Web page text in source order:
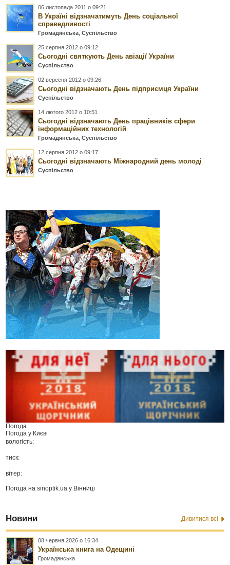
06 листопада 2011 о 09:21
В Україні відзначатимуть День соціальної
справедливості
Громадянська ,Суспільство
25 серпня 2012 о 09:12
Сьогодні святкують День авіації України
Суспільство
02 вересня 2012 о 09:26
Сьогодні відзначають День підприємця України
Суспільство
14 лютого 2012 о 10:51
Сьогодні відзначають День працівників сфери
інформаційних технологій
Громадянська ,Суспільство
12 серпня 2012 о 09:17
Сьогодні відзначають Міжнародний день молоді
Суспільство
Погода
Погода у Києві
вологість:
тиск:
вітер:
Погода наsinoptik.ua у Вінниці
Новини Дивитися всі
08 червня 2026 о 16:34
Українська книга на Одещині
Громадянська